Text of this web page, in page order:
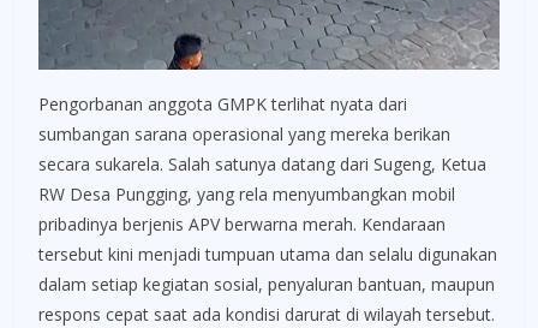
Pengorbanan anggota GMPK terlihat nyata dari
sumbangan sarana operasional yang mereka berikan
secara sukarela. Salah satunya datang dari Sugeng, Ketua
RW Desa Pungging, yang rela menyumbangkan mobil
pribadinya berjenis APV berwarna merah. Kendaraan
tersebut kini menjadi tumpuan utama dan selalu digunakan
dalam setiap kegiatan sosial, penyaluran bantuan, maupun
respons cepat saat ada kondisi darurat di wilayah tersebut.